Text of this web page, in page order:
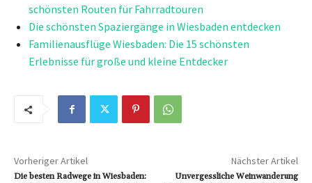
schönsten Routen für Fahrradtouren
Die schönsten Spaziergänge in Wiesbaden entdecken
Familienausflüge Wiesbaden: Die 15 schönsten
Erlebnisse für große und kleine Entdecker
Vorheriger Artikel
Die besten Radwege in Wiesbaden:
Nächster Artikel
Unvergessliche Weinwanderung